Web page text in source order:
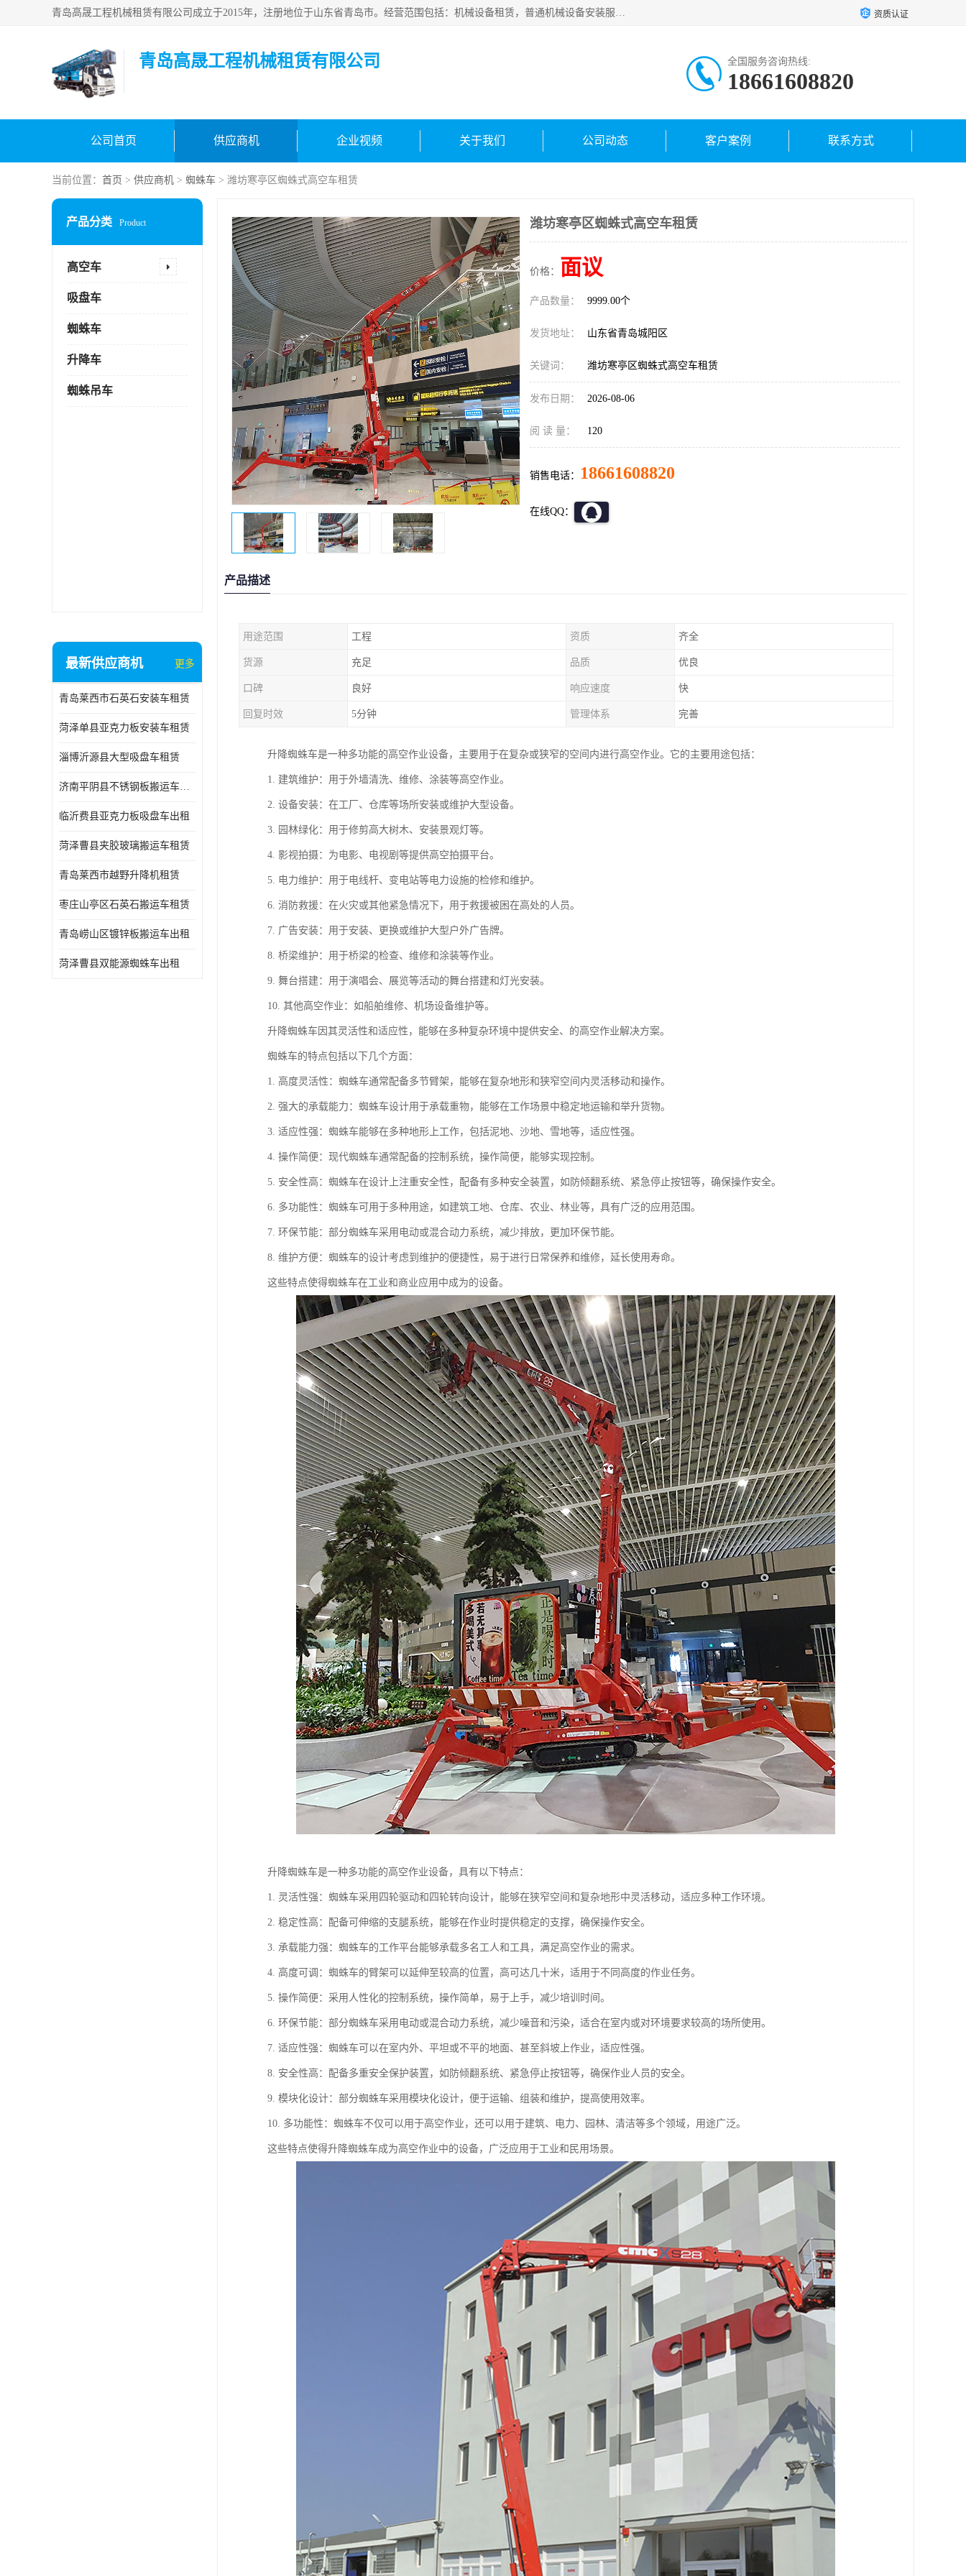
青岛高晟工程机械租赁有限公司成立于2015年，注册地位于山东省青岛市。经营范围包括：机械设备租赁，普通机械设备安装服务，电子、机械设备维护，专用设备修理，通用设备修理，机械设备销售，环境保护专用设备销售，建筑材料销售，专业保洁、清洗、消毒服务，劳动保护用品销售，信息技术咨询服务，汽车拖车、求援、清障服务，物业管理；工程管理服务，货物进出口，技术进出口，汽车销售，新能源汽车整车销售等。 资质认证
青岛高晟工程机械租赁有限公司 全国服务咨询热线:
18661608820
公司首页 供应商机 企业视频 关于我们 公司动态 客户案例 联系方式
当前位置： 首页 > 供应商机 > 蜘蛛车 > 潍坊寒亭区蜘蛛式高空车租赁
产品分类 Product
高空车
吸盘车
蜘蛛车
升降车
蜘蛛吊车
最新供应商机 更多
青岛莱西市石英石安装车租赁
菏泽单县亚克力板安装车租赁
淄博沂源县大型吸盘车租赁
济南平阴县不锈钢板搬运车出租
临沂费县亚克力板吸盘车出租
菏泽曹县夹胶玻璃搬运车租赁
青岛莱西市越野升降机租赁
枣庄山亭区石英石搬运车租赁
青岛崂山区镀锌板搬运车出租
菏泽曹县双能源蜘蛛车出租
潍坊寒亭区蜘蛛式高空车租赁
价格： 面议
产品数量： 9999.00个
发货地址： 山东省青岛城阳区
关键词： 潍坊寒亭区蜘蛛式高空车租赁
发布日期： 2026-08-06
阅 读 量： 120
销售电话： 18661608820
在线QQ：
产品描述
用途范围 工程 资质 齐全
货源 充足 品质 优良
口碑 良好 响应速度 快
回复时效 5分钟 管理体系 完善
升降蜘蛛车是一种多功能的高空作业设备，主要用于在复杂或狭窄的空间内进行高空作业。它的主要用途包括：
1. 建筑维护：用于外墙清洗、维修、涂装等高空作业。
2. 设备安装：在工厂、仓库等场所安装或维护大型设备。
3. 园林绿化：用于修剪高大树木、安装景观灯等。
4. 影视拍摄：为电影、电视剧等提供高空拍摄平台。
5. 电力维护：用于电线杆、变电站等电力设施的检修和维护。
6. 消防救援：在火灾或其他紧急情况下，用于救援被困在高处的人员。
7. 广告安装：用于安装、更换或维护大型户外广告牌。
8. 桥梁维护：用于桥梁的检查、维修和涂装等作业。
9. 舞台搭建：用于演唱会、展览等活动的舞台搭建和灯光安装。
10. 其他高空作业：如船舶维修、机场设备维护等。
升降蜘蛛车因其灵活性和适应性，能够在多种复杂环境中提供安全、的高空作业解决方案。
蜘蛛车的特点包括以下几个方面：
1. 高度灵活性：蜘蛛车通常配备多节臂架，能够在复杂地形和狭窄空间内灵活移动和操作。
2. 强大的承载能力：蜘蛛车设计用于承载重物，能够在工作场景中稳定地运输和举升货物。
3. 适应性强：蜘蛛车能够在多种地形上工作，包括泥地、沙地、雪地等，适应性强。
4. 操作简便：现代蜘蛛车通常配备的控制系统，操作简便，能够实现控制。
5. 安全性高：蜘蛛车在设计上注重安全性，配备有多种安全装置，如防倾翻系统、紧急停止按钮等，确保操作安全。
6. 多功能性：蜘蛛车可用于多种用途，如建筑工地、仓库、农业、林业等，具有广泛的应用范围。
7. 环保节能：部分蜘蛛车采用电动或混合动力系统，减少排放，更加环保节能。
8. 维护方便：蜘蛛车的设计考虑到维护的便捷性，易于进行日常保养和维修，延长使用寿命。
这些特点使得蜘蛛车在工业和商业应用中成为的设备。
升降蜘蛛车是一种多功能的高空作业设备，具有以下特点：
1. 灵活性强：蜘蛛车采用四轮驱动和四轮转向设计，能够在狭窄空间和复杂地形中灵活移动，适应多种工作环境。
2. 稳定性高：配备可伸缩的支腿系统，能够在作业时提供稳定的支撑，确保操作安全。
3. 承载能力强：蜘蛛车的工作平台能够承载多名工人和工具，满足高空作业的需求。
4. 高度可调：蜘蛛车的臂架可以延伸至较高的位置，高可达几十米，适用于不同高度的作业任务。
5. 操作简便：采用人性化的控制系统，操作简单，易于上手，减少培训时间。
6. 环保节能：部分蜘蛛车采用电动或混合动力系统，减少噪音和污染，适合在室内或对环境要求较高的场所使用。
7. 适应性强：蜘蛛车可以在室内外、平坦或不平的地面、甚至斜坡上作业，适应性强。
8. 安全性高：配备多重安全保护装置，如防倾翻系统、紧急停止按钮等，确保作业人员的安全。
9. 模块化设计：部分蜘蛛车采用模块化设计，便于运输、组装和维护，提高使用效率。
10. 多功能性：蜘蛛车不仅可以用于高空作业，还可以用于建筑、电力、园林、清洁等多个领域，用途广泛。
这些特点使得升降蜘蛛车成为高空作业中的设备，广泛应用于工业和民用场景。